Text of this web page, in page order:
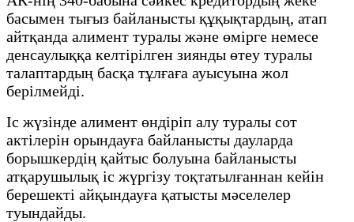
басымен тығыз байланысты құқықтардың, атап
айтқанда алимент туралы және өмірге немесе
денсаулыққа келтірілген зиянды өтеу туралы
талаптардың басқа тұлғаға ауысуына жол
берілмейді.
Іс жүзінде алимент өндіріп алу туралы сот
актілерін орындауға байланысты дауларда
борышкердің қайтыс болуына байланысты
атқарушылық іс жүргізу тоқтатылғаннан кейін
берешекті айқындауға қатысты мәселелер
туындайды.